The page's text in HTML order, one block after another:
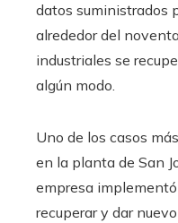
datos suministrados
alrededor del
industriales se
algún modo.
Uno de los casos
en la planta de San
empresa
recuperar y dar